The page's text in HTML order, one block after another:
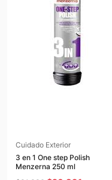
Cuidado Exterior
3 en 1 One step Polish
Menzerna 250 ml